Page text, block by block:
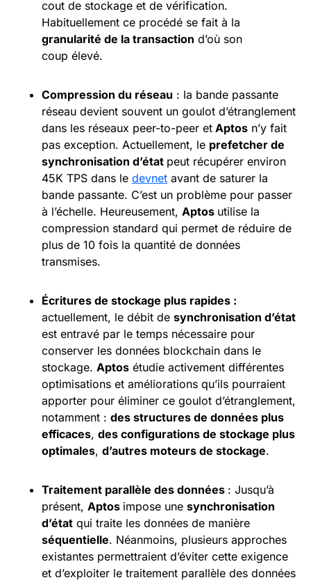
cout de stockage et de vérification.
Habituellement ce procédé se fait à la
granularité de la transaction d’où son
coup élevé.
Compression du réseau : la bande passante
réseau devient souvent un goulot d’étranglement
dans les réseaux peer-to-peer et Aptos n’y fait
pas exception. Actuellement, le prefetcher de
synchronisation d’état peut récupérer environ
45K TPS dans le devnet avant de saturer la
bande passante. C’est un problème pour passer
à l’échelle. Heureusement, Aptos utilise la
compression standard qui permet de réduire de
plus de 10 fois la quantité de données
transmises.
Écritures de stockage plus rapides :
actuellement, le débit de synchronisation d’état
est entravé par le temps nécessaire pour
conserver les données blockchain dans le
stockage. Aptos étudie activement différentes
optimisations et améliorations qu’ils pourraient
apporter pour éliminer ce goulot d’étranglement,
notamment : des structures de données plus
efficaces, des configurations de stockage plus
optimales, d’autres moteurs de stockage.
Traitement parallèle des données : Jusqu’à
présent, Aptos impose une synchronisation
d’état qui traite les données de manière
séquentielle. Néanmoins, plusieurs approches
existantes permettraient d’éviter cette exigence
et d’exploiter le traitement parallèle des données